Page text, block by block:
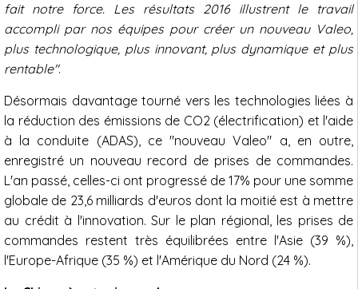
fait notre force. Les résultats 2016 illustrent le travail
accompli par nos équipes pour créer un nouveau Valeo,
plus technologique, plus innovant, plus dynamique et plus
rentable".
Désormais davantage tourné vers les technologies liées à
la réduction des émissions de CO2 (électrification) et l'aide
à la conduite (ADAS), ce "nouveau Valeo" a, en outre,
enregistré un nouveau record de prises de commandes.
L'an passé, celles-ci ont progressé de 17% pour une somme
globale de 23,6 milliards d'euros dont la moitié est à mettre
au crédit à l'innovation. Sur le plan régional, les prises de
commandes restent très équilibrées entre l'Asie (39 %),
l'Europe-Afrique (35 %) et l'Amérique du Nord (24 %).